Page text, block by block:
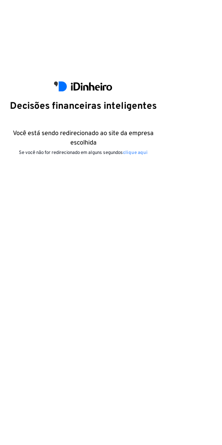
Decisões financeiras inteligentes
Você está sendo redirecionado ao site da empresa
escolhida
Se você não for redirecionado em alguns segundosclique aqui